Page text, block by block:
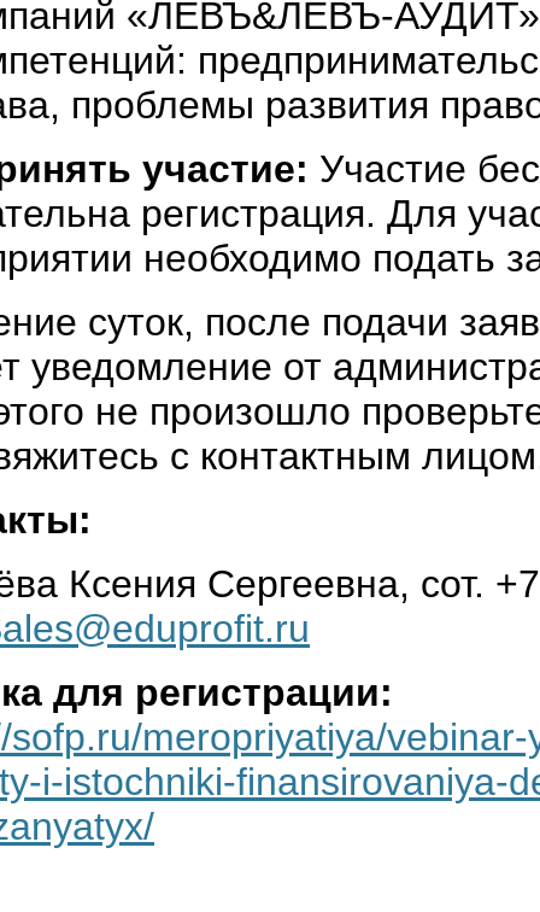
«ЛЕВЪ&ЛЕВЪ-
проблемы развития
участие: Участие
регистрация. Для
необходимо подать
суток, после подачи
уведомление от
не произошло
с контактным
Ксения Сергеевна, сот.
для регистрации:
sofp.ru/meropriyatiya/
i-istochniki-finansirovaniya-